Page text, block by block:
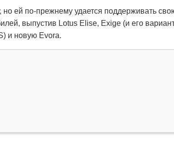
ей по-прежнему удается поддерживать
выпустив Lotus Elise, Exige (и его
и новую Evora.